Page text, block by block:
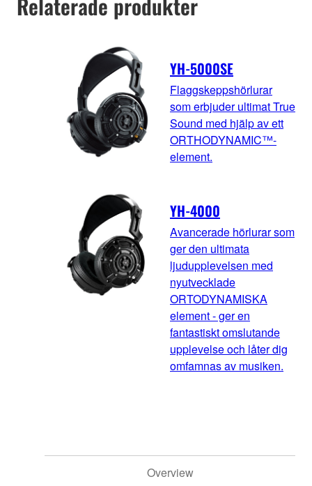
YH-5000SE
Flaggskeppshörlurar
som erbjuder ultimat True
Sound med hjälp av ett
ORTHODYNAMIC™-
element.
YH-4000
Avancerade hörlurar som
ger den ultimata
ljudupplevelsen med
nyutvecklade
ORTODYNAMISKA
element - ger en
fantastiskt omslutande
upplevelse och låter dig
omfamnas av musiken.
Overview